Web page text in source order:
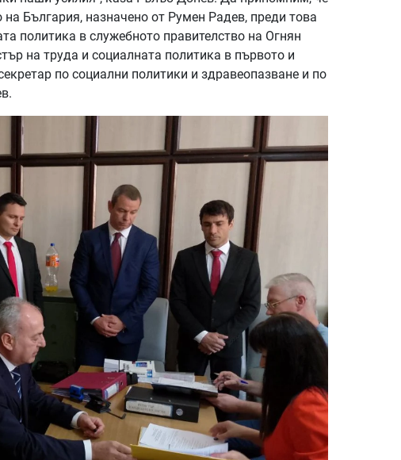
България, назначено от Румен Радев, преди това
политика в служебното правителство на Огнян
на труда и социалната политика в първото и
по социални политики и здравеопазване и по